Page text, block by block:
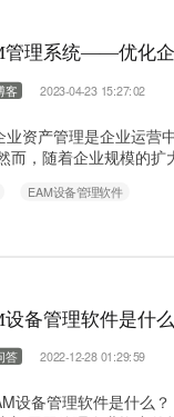
管理系统——优化
客 2023-04-23 15:27:02
资产管理是企业运营
而，随着企业规模的
资产管理系统
EAM设备管理软件
设备管理软件是什
答 2022-12-28 01:29:59
设备管理软件是什么